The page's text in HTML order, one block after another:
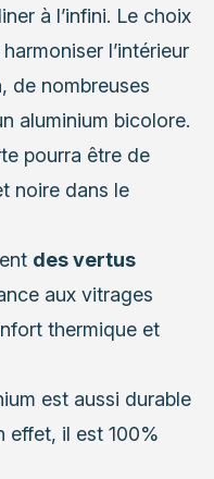
à l’infini. Le choix
l’intérieur
de nombreuses
aluminium bicolore.
pourra être de
noire dans le
des vertus
aux vitrages
thermique et
est aussi durable
effet, il est 100%